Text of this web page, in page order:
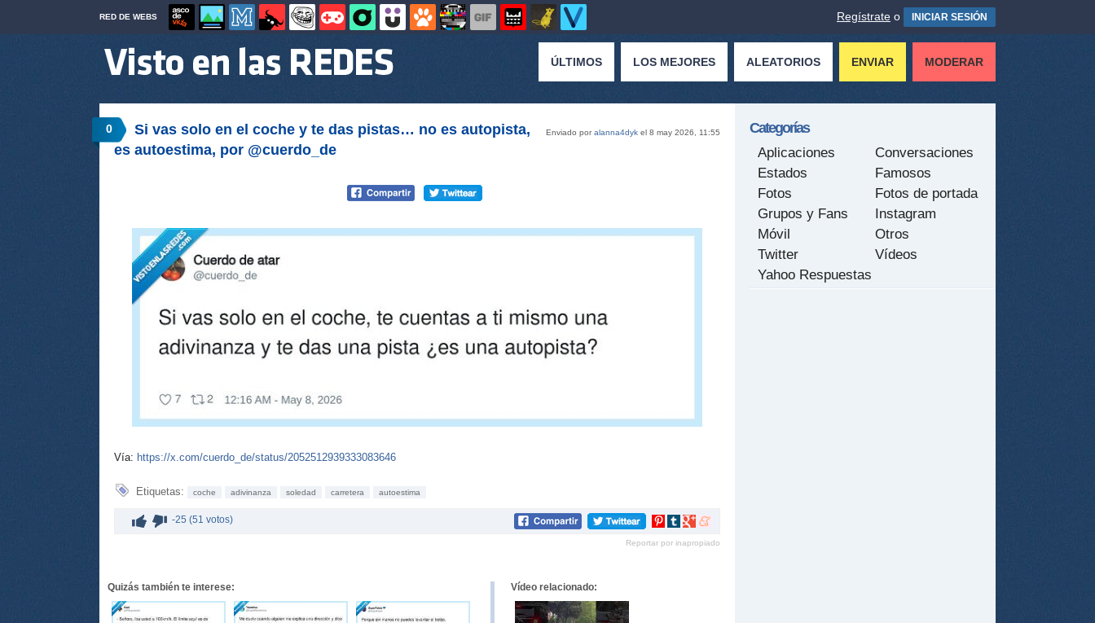
RED DE WEBS Regístrate o INICIAR SESIÓN
ÚLTIMOS LOS MEJORES ALEATORIOS ENVIAR MODERAR
0 Enviado poralanna4dyk el 8 may 2026, 11:55
Si vas solo en el coche y te das pistas… no es autopista,
es autoestima, por @cuerdo_de
Vía: https://x.com/cuerdo_de/status/2052512939333083646
Etiquetas: coche adivinanza soledad carretera autoestima
-25 (51 votos)
Compartir
Pinterest
Compartir
tumblr
Compartir
Google+
Compartir
meneame
Reportar por inapropiado
Quizás también te interese: Vídeo relacionado:
Categorías
Aplicaciones
Conversaciones
Estados
Famosos
Fotos
Fotos de portada
Grupos y Fans
Instagram
Móvil
Otros
Twitter
Vídeos
Yahoo Respuestas